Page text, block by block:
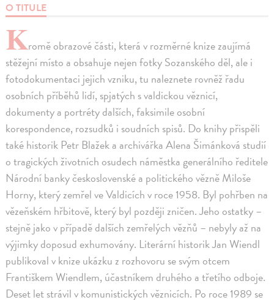
O TITULE
Kromě obrazové části, která v rozměrné knize zaujímá
stěžejní místo a obsahuje nejen fotky Sozanského děl, ale i
fotodokumentaci jejich vzniku, tu naleznete rovněž řadu
osobních příběhů lidí, spjatých s valdickou věznicí,
dokumenty a portréty dalších, faksimile osobní
korespondence, rozsudků i soudních spisů. Do knihy přispěli
také historik Petr Blažek a archivářka Alena Šimánková studií
o tragických životních osudech náměstka generálního ředitele
Národní banky československé a politického vězně Miloše
Horny, který zemřel ve Valdicích v roce 1958. Byl pohřben na
vězeňském hřbitově, který byl později zničen. Jeho ostatky –
stejně jako v případě dalších zemřelých vězňů – nebyly až na
výjimky doposud exhumovány. Literární historik Jan Wiendl
publikoval v knize ukázku z rozhovoru se svým otcem
Františkem Wiendlem, účastníkem druhého a třetího odboje.
Deset let strávil v komunistických věznicích. Po roce 1989 se